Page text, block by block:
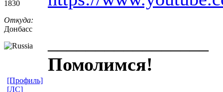
1830
Откуда:
Донбасс
Помолимся!
[Профиль]
[ЛС]